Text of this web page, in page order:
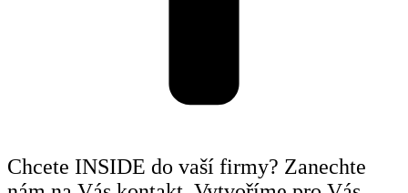
Chcete INSIDE do vaší firmy? Zanechte